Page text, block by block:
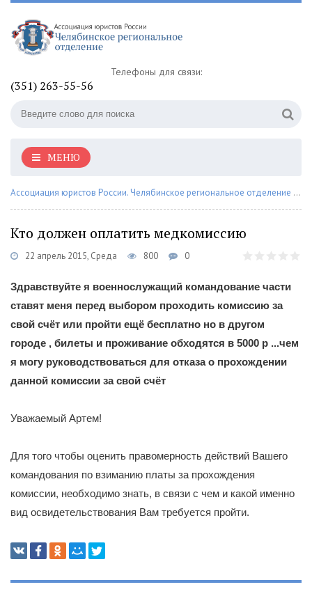
Телефоны для связи:
(351) 263-55-56
МЕНЮ
Ассоциация юристов России. Челябинское региональное отделение
Кто должен оплатить медкомиссию
22 апрель 2015, Среда 800 0
Здравствуйте я военнослужащий командование части
ставят меня перед выбором проходить комиссию за
свой счёт или пройти ещё бесплатно но в другом
городе , билеты и проживание обходятся в 5000 р ...чем
я могу руководствоваться для отказа о прохождении
данной комиссии за свой счёт
Уважаемый Артем!
Для того чтобы оценить правомерность действий Вашего
командования по взиманию платы за прохождения
комиссии, необходимо знать, в связи с чем и какой именно
вид освидетельствования Вам требуется пройти.